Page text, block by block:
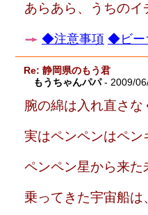
あらあら、うちの
◆注意事項 ◆ビー
Re: 静岡県のもう君
もうちゃんパパ- 2009/
腕の綿は入れ直さな
実はペンペンはペ
ペンペン星から来た
乗ってきた宇宙船